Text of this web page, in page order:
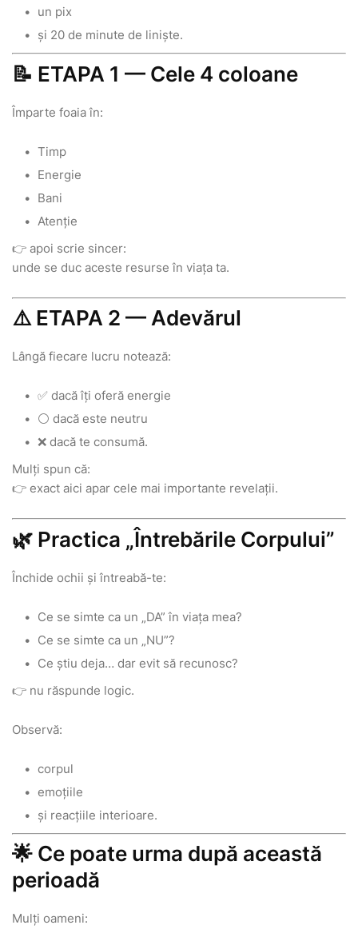
un pix
și 20 de minute de liniște.
📝 ETAPA 1 — Cele 4 coloane
Împarte foaia în:
Timp
Energie
Bani
Atenție
👉 apoi scrie sincer:
unde se duc aceste resurse în viața ta.
⚠️ ETAPA 2 — Adevărul
Lângă fiecare lucru notează:
✅ dacă îți oferă energie
⚪ dacă este neutru
❌ dacă te consumă.
Mulți spun că:
👉 exact aici apar cele mai importante revelații.
🌿 Practica „Întrebările Corpului”
Închide ochii și întreabă-te:
Ce se simte ca un „DA” în viața mea?
Ce se simte ca un „NU”?
Ce știu deja… dar evit să recunosc?
👉 nu răspunde logic.
Observă:
corpul
emoțiile
și reacțiile interioare.
🌟 Ce poate urma după această
perioadă
Mulți oameni: